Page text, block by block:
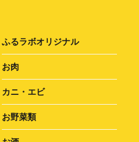
ふるラボオリジナル
お肉
カニ・エビ
お野菜類